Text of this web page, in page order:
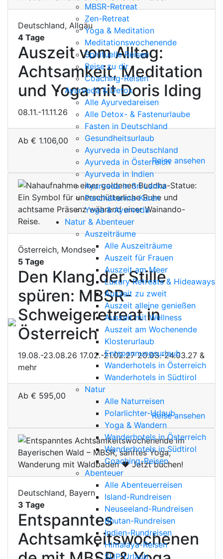
MBSR-Retreat
Zen-Retreat
Yoga & Meditation
Meditationswochenende
Spirituelle Reisen
Reise zu dir
Coaching-Reisen
Ayurveda & Detox
Alle Ayurvedareisen
Alle Detox- & Fastenurlaube
Fasten in Deutschland
Gesundheitsurlaub
Ayurveda in Deutschland
Ayurveda in Österreich
Ayurveda in Indien
Ayurveda in Sri Lanka
Panchakarma-Kuren
Yoga & Ayurveda
Natur & Abenteuer
Auszeiträume
Alle Auszeiträume
Auszeit für Frauen
Auszeit am Meer
Luxury Retreats & Hideaways
Auszeit zu zweit
Auszeit alleine genießen
Auszeit mit Wellness
Auszeit am Wochenende
Klosterurlaub
Entspannungsurlaub
Wanderhotels in Österreich
Wanderhotels in Südtirol
Natur
Alle Naturreisen
Polarlichter-Urlaub
Yoga & Wandern
Wanderhotels in Österreich
Wanderhotels in Südtirol
Coaching-Reisen
Abenteuer
Alle Abenteuerreisen
Island-Rundreisen
Neuseeland-Rundreisen
Bhutan-Rundreisen
Indien-Rundreisen
Himalaya-Reisen
SUP-Urlaub
Deutschland, Allgäu
4 Tage
Auszeit vom Alltag:
Achtsamkeit, Meditation
und Yoga mit Doris Iding
08.11.-11.11.26
Ab € 1.106,00
Reise ansehen
Österreich, Mondsee
5 Tage
Den Klang der Stille
spüren: MBSR-
Schweigeretreat in
Österreich
19.08.-23.08.26 17.02.-21.02.27 20.03.-24.03.27 &
mehr
Ab € 595,00
Reise ansehen
Deutschland, Bayern
3 Tage
Entspanntes
Achtsamkeitswochenen